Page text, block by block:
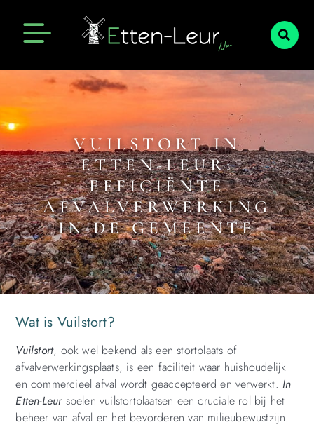
VUILSTORT IN
ETTEN-LEUR:
EFFICIËNTE
AFVALVERWERKING
IN DE GEMEENTE
Wat is Vuilstort?
Vuilstort, ook wel bekend als een stortplaats of
afvalverwerkingsplaats, is een faciliteit waar huishoudelijk
en commercieel afval wordt geaccepteerd en verwerkt. In
Etten-Leurspelen vuilstortplaatsen een cruciale rol bij het
beheer van afval en het bevorderen van milieubewustzijn.